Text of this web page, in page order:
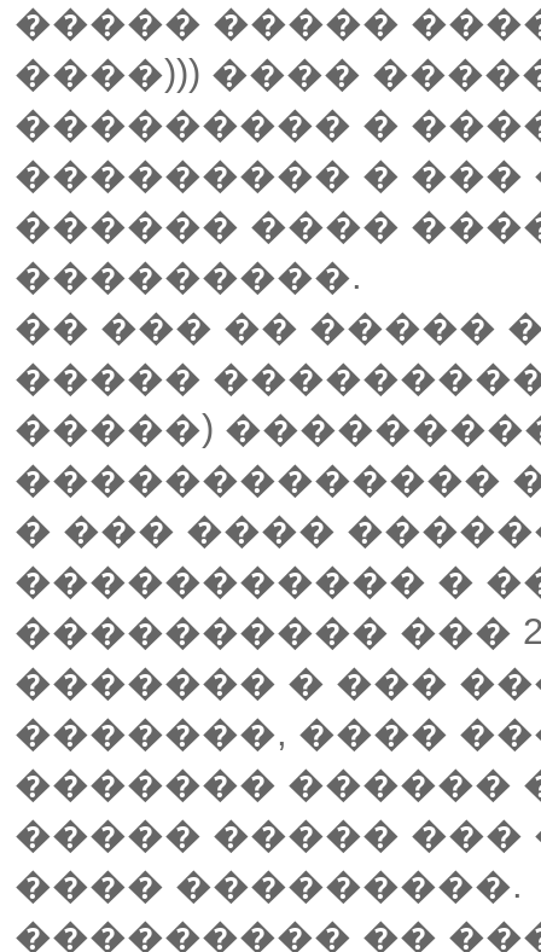
����� �����
����))) ����
��������� �
��������� � ���
������ ����
���������.
�� ��� �� �����
�����
�����)
�������������
� ��� ����
����������� �
���������� ���
������� � ���
�������, ����
������� ������
����� ����� ���
���� ���������.
��������� ��